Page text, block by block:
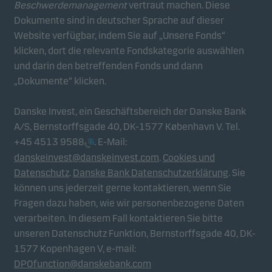
Beschwerdemanagementvertraut machen. Diese
Dokumente sind in deutscher Sprache auf dieser
Website verfügbar, indem Sie auf „Unsere Fonds“
klicken, dort die relevante Fondskategorie auswählen
und darin den betreffenden Fonds und dann
„Dokumente“ klicken.
Danske Invest, ein Geschäftsbereich der Danske Bank
A/S, Bernstorffsgade 40, DK-1577 København V. Tel.
+45 4513 9588
. E-Mail:
danskeinvest@danskeinvest.com. Cookies und
Datenschutz. Danske Bank Datenschutzerklärung. Sie
können uns jederzeit gerne kontaktieren, wenn Sie
Fragen dazu haben, wie wir personenbezogene Daten
verarbeiten. In diesem Fall kontaktieren Sie bitte
unseren Datenschutz Funktion, Bernstorffsgade 40, DK-
1577 Kopenhagen V, e-mail:
DPOfunction@danskebank.com
Analytische Cookies
Diese Cookies verwenden wir, um das Verhalten der
Benutzer unserer Websites auf aggregierter Ebene
nachzuverfolgen. So können wir die Leistung
Werbe-Cookies
Durch diese Cookies können wir Sie (Ihr Gerät)
identifizieren und Ihr Verhalten analysieren, um
Ihnen relevante Inhalte bereitzustellen.